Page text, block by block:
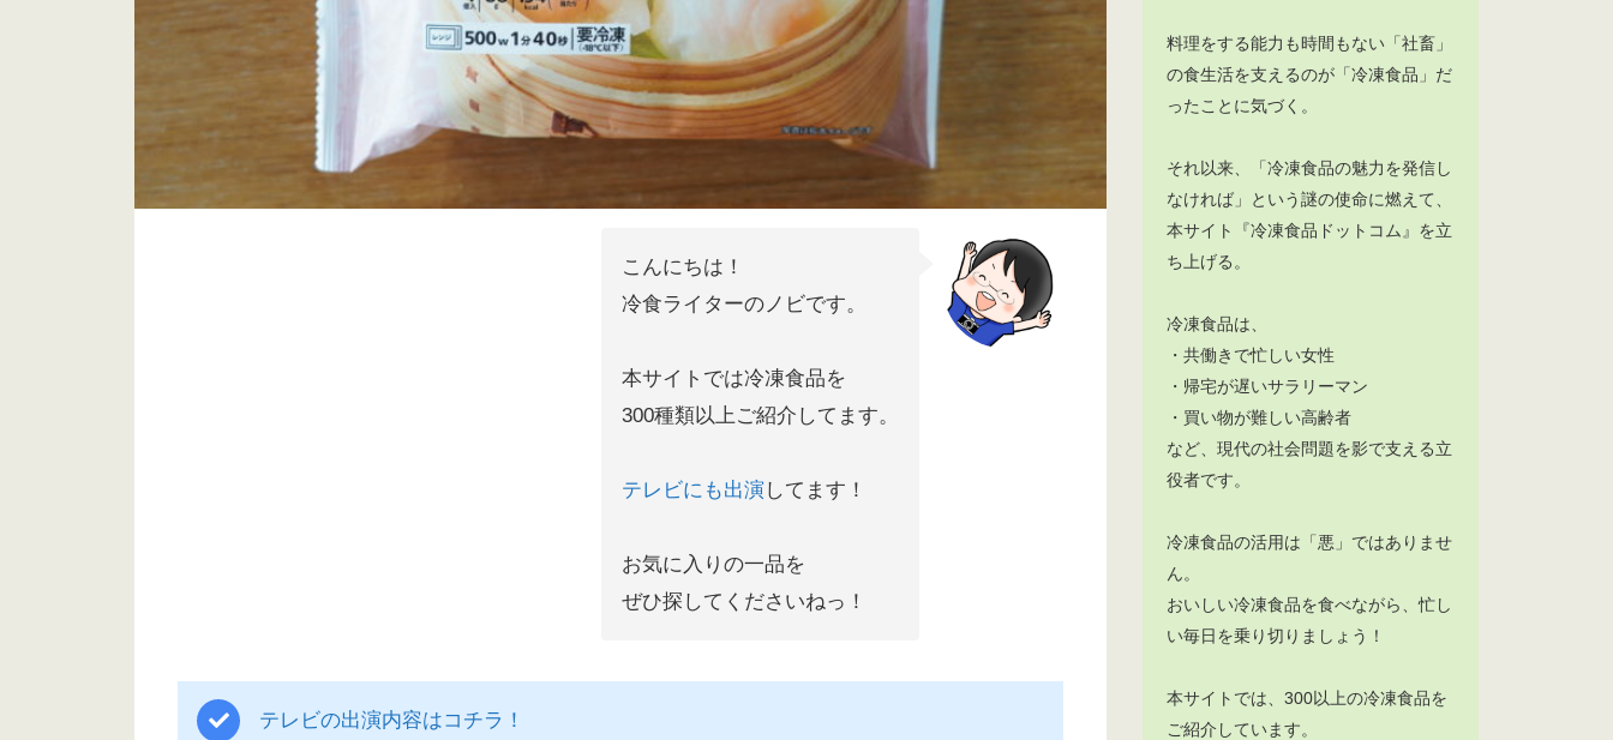
こんにちは！
冷食ライターのノビです。
本サイトでは冷凍食品を
300種類以上ご紹介してます。
テレビにも出演してます！
お気に入りの一品を
ぜひ探してくださいねっ！
テレビの出演内容はコチラ！
料理をする能力も時間もない「社畜」
の食生活を支えるのが「冷凍食品」だ
ったことに気づく。
それ以来、「冷凍食品の魅力を発信し
なければ」という謎の使命に燃えて、
本サイト『冷凍食品ドットコム』を立
ち上げる。
冷凍食品は、
・共働きで忙しい女性
・帰宅が遅いサラリーマン
・買い物が難しい高齢者
など、現代の社会問題を影で支える立
役者です。
冷凍食品の活用は「悪」ではありませ
ん。
おいしい冷凍食品を食べながら、忙し
い毎日を乗り切りましょう！
本サイトでは、300以上の冷凍食品を
ご紹介しています。